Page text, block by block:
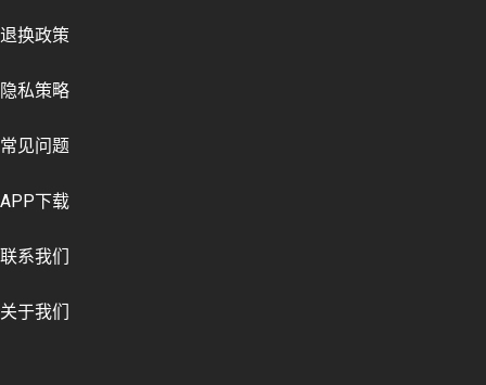
退换政策
隐私策略
常见问题
APP下载
联系我们
关于我们